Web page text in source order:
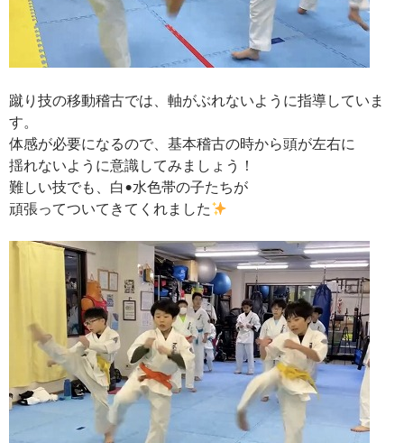
蹴り技の移動稽古では、軸がぶれないように指導していま
す。
体感が必要になるので、基本稽古の時から頭が左右に
揺れないように意識してみましょう！
難しい技でも、白•水色帯の子たちが
頑張ってついてきてくれました